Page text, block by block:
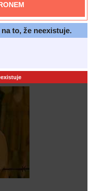
to, že neexistuje.